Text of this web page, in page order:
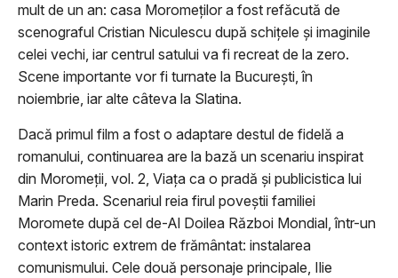
mult de un an: casa Moromeților a fost refăcută de
scenograful Cristian Niculescu după schițele și imaginile
celei vechi, iar centrul satului va fi recreat de la zero.
Scene importante vor fi turnate la București, în
noiembrie, iar alte câteva la Slatina.
Dacă primul film a fost o adaptare destul de fidelă a
romanului, continuarea are la bază un scenariu inspirat
din Moromeții, vol. 2, Viața ca o pradă și publicistica lui
Marin Preda. Scenariul reia firul poveștii familiei
Moromete după cel de-Al Doilea Război Mondial, într-un
context istoric extrem de frământat: instalarea
comunismului. Cele două personaje principale, Ilie